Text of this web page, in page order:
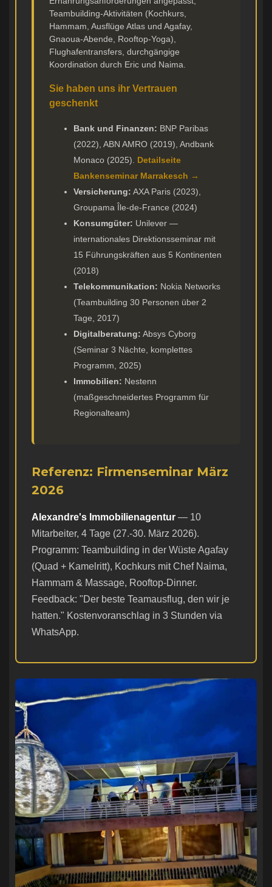
Teambuilding-Aktivitäten (Kochkurs,
Hammam, Ausflüge Atlas und Agafay,
Gnaoua-Abende, Rooftop-Yoga),
Flughafentransfers, durchgängige
Koordination durch Eric und Naima.
Sie haben uns ihr Vertrauen
geschenkt
Bank und Finanzen: BNP Paribas
(2022), ABN AMRO (2019), Andbank
Monaco (2025). Detailseite
Bankenseminar Marrakesch →
Versicherung: AXA Paris (2023),
Groupama Île-de-France (2024)
Konsumgüter: Unilever —
internationales Direktionsseminar mit
15 Führungskräften aus 5 Kontinenten
(2018)
Telekommunikation: Nokia Networks
(Teambuilding 30 Personen über 2
Tage, 2017)
Digitalberatung: Absys Cyborg
(Seminar 3 Nächte, komplettes
Programm, 2025)
Immobilien: Nestenn
(maßgeschneidertes Programm für
Regionalteam)
Referenz: Firmenseminar März
2026
Alexandre's Immobilienagentur — 10
Mitarbeiter, 4 Tage (27.-30. März 2026).
Programm: Teambuilding in der Wüste Agafay
(Quad + Kamelritt), Kochkurs mit Chef Naima,
Hammam & Massage, Rooftop-Dinner.
Feedback: "Der beste Teamausflug, den wir je
hatten." Kostenvoranschlag in 3 Stunden via
WhatsApp.